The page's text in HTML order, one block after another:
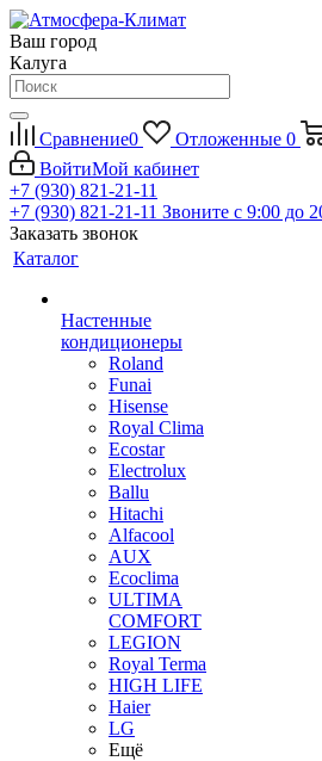
Ваш город
Калуга
Сравнение0 Отложенные 0
ВойтиМой кабинет
+7 (930) 821-21-11
+7 (930) 821-21-11 Звоните с 9:00 до
Заказать звонок
Каталог
Настенные
кондиционеры
Roland
Funai
Hisense
Royal Clima
Ecostar
Electrolux
Ballu
Hitachi
Alfacool
AUX
Ecoclima
ULTIMA
COMFORT
LEGION
Royal Terma
HIGH LIFE
Haier
LG
Ещё